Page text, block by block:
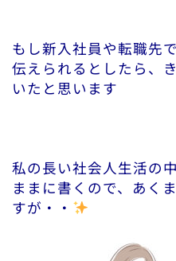
もし新入社員や転職先
伝えられるとしたら、
いたと思います
私の長い社会人生活の
ままに書くので、あく
すが・・